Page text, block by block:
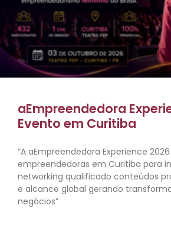
aEmpreendedora
Evento em Curitiba
“A aEmpreendedora Experience
empreendedoras em Curitiba para
networking qualificado conteúdos
e alcance global gerando
negócios”